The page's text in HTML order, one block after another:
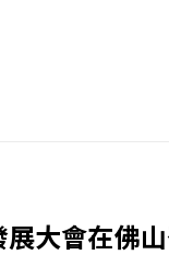
大會在佛